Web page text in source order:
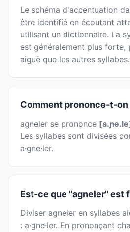
Le schéma d'accentuation
être identifié en écoutant
utilisant un dictionnaire. La
est généralement plus forte,
aiguë que les autres syllabes.
Comment prononce-t-on
agneler se prononce
Les syllabes sont divisées
a·gne·ler.
Est-ce que "agneler" est
Diviser agneler en syllabes
: a·gne·ler. En prononçant